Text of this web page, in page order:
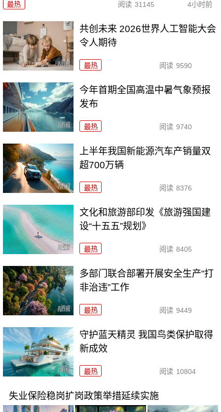
最热 阅读 31145 4小时前
共创未来 2026世界人工智能大会
令人期待
最热 阅读 9590
今年首期全国高温中暑气象预报
发布
最热 阅读 9740
上半年我国新能源汽车产销量双
超700万辆
最热 阅读 8376
文化和旅游部印发《旅游强国建
设“十五五”规划》
最热 阅读 8405
多部门联合部署开展安全生产“打
非治违”工作
最热 阅读 9449
守护蓝天精灵 我国鸟类保护取得
新成效
最热 阅读 10804
失业保险稳岗扩岗政策举措延续实施